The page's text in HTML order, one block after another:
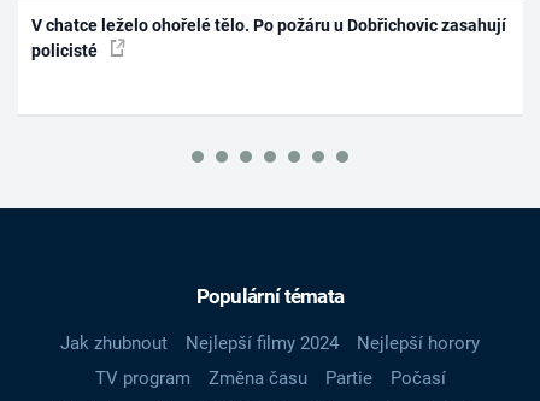
V chatce leželo ohořelé tělo. Po požáru u Dobřichovic zasahují
policisté
Populární témata
Jak zhubnout Nejlepší filmy 2024
Nejlepší horory
TV program
Změna času Partie
Počasí